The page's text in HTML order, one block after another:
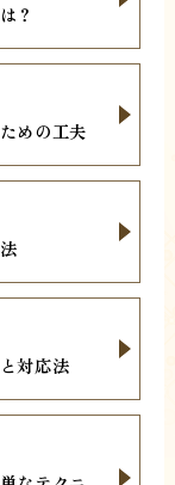
？
めの工夫
対応法